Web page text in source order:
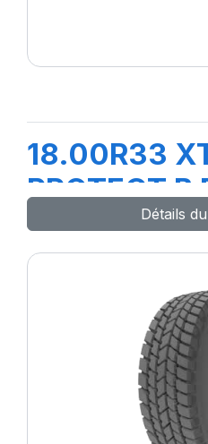
18.00R33
PROTECT
Détails